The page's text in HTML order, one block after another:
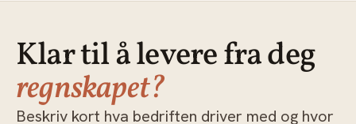
Klar til å levere fra deg
regnskapet?
Beskriv kort hva bedriften driver med og hvor